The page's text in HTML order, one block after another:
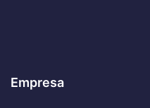
Empresa